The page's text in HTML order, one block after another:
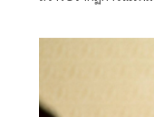
นวัตกรรมผลิตภัณฑ์ท
ฟลอร์" (Care
โครงการแปลงเทคโนโลยีเป็นทุน โดยน
ตื่นเต้นให้กับวงการด้